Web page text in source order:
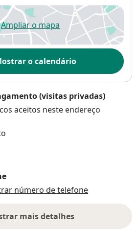
Ampliar o mapaabre num novo separador
o calendário
(visitas privadas)
aceitos neste endereço
número de telefone
mais detalhes
sobre o endereço